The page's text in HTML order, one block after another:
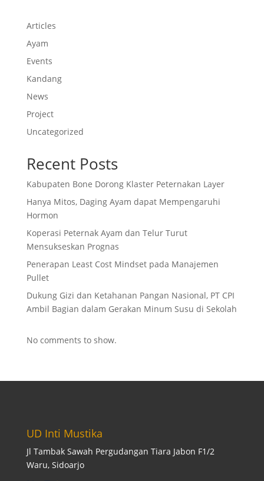
Articles
Ayam
Events
Kandang
News
Project
Uncategorized
Recent Posts
Kabupaten Bone Dorong Klaster Peternakan Layer
Hanya Mitos, Daging Ayam dapat Mempengaruhi
Hormon
Koperasi Peternak Ayam dan Telur Turut
Mensukseskan Prognas
Penerapan Least Cost Mindset pada Manajemen
Pullet
Dukung Gizi dan Ketahanan Pangan Nasional, PT CPI
Ambil Bagian dalam Gerakan Minum Susu di Sekolah
No comments to show.
UD Inti Mustika
Jl Tambak Sawah Pergudangan Tiara Jabon F1/2
Waru, Sidoarjo